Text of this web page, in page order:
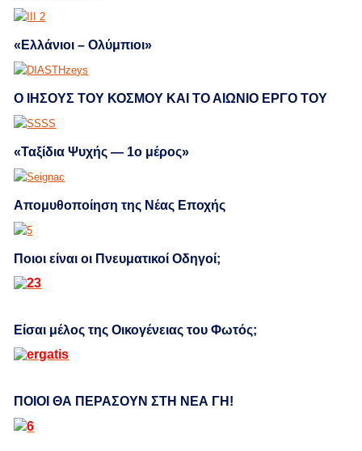
«Ελλάνιοι – Ολύμπιοι»
Ο ΙΗΣΟΥΣ ΤΟΥ ΚΟΣΜΟΥ ΚΑΙ ΤΟ ΑΙΩΝΙΟ ΕΡΓΟ ΤΟΥ
«Ταξίδια Ψυχής — 1ο μέρος»
Απομυθοποίηση της Νέας Εποχής
Ποιοι είναι οι Πνευματικοί Οδηγοί;
Είσαι μέλος της Οικογένειας του Φωτός;
ΠΟΙΟΙ ΘΑ ΠΕΡΑΣΟΥΝ ΣΤΗ ΝΕΑ ΓΗ!